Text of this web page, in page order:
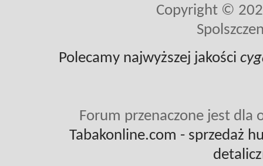
Copyright ©
Polecamy najwyższej jakości
Forum przenaczone jest dla
Tabakonline.com - sprzedaż